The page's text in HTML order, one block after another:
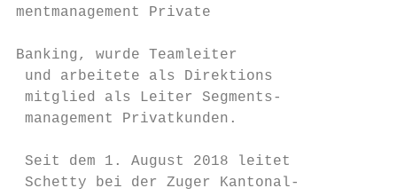
mentmanagement Private
­Banking, wurde Teamleiter
und arbeitete als Direktions­
mitglied als Leiter Segments-
management Privatkunden.
Seit dem 1. August 2018 leitet
Schetty bei der Zuger Kantonal-